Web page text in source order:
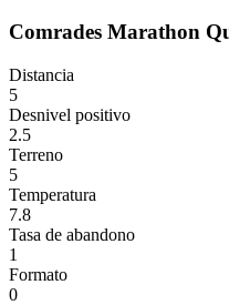
Comrades Marathon
Distancia
5
Desnivel positivo
2.5
Terreno
5
Temperatura
7.8
Tasa de abandono
1
Formato
0